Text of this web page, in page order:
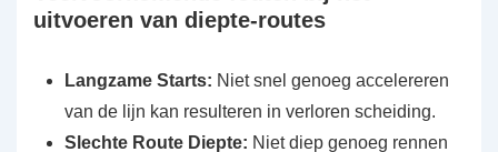
uitvoeren van diepte-routes
Langzame Starts: Niet snel genoeg accelereren
van de lijn kan resulteren in verloren scheiding.
Slechte Route Diepte: Niet diep genoeg rennen